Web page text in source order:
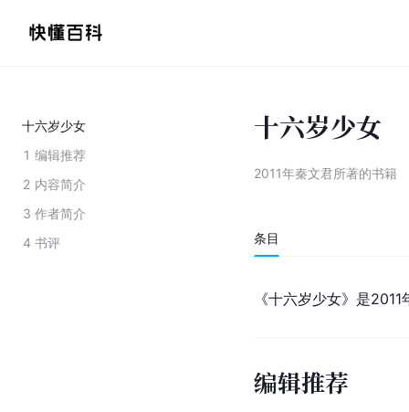
十六岁少女
1 编辑推荐
2 内容简介
3 作者简介
4 书评
十六岁少女
2011年秦文君所著的书籍
条目
《十六岁少女》是2011
编辑推荐